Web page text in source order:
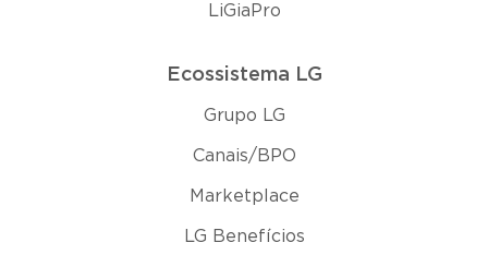
LiGiaPro
Ecossistema LG
Grupo LG
Canais/BPO
Marketplace
LG Benefícios